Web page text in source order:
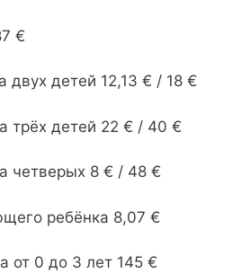
€
двух детей 12,13 € / 18 €
трёх детей 22 € / 40 €
четверых 8 € / 48 €
ребёнка 8,07 €
от 0 до 3 лет 145 €